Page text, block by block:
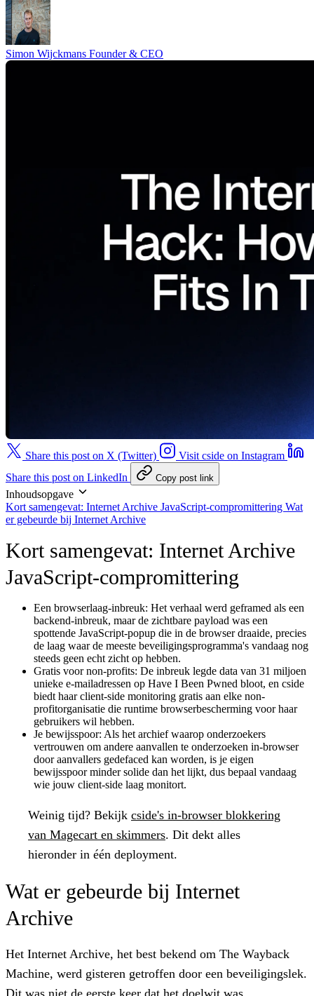
Simon Wijckmans Founder & CEO
Share this post on X (Twitter)
Visit cside on Instagram
Share this post on LinkedIn
Copy post link
Inhoudsopgave
Kort samengevat: Internet Archive JavaScript-compromittering Wat
er gebeurde bij Internet Archive
Kort samengevat: Internet Archive
JavaScript-compromittering
Een browserlaag-inbreuk: Het verhaal werd geframed als een
backend-inbreuk, maar de zichtbare payload was een
spottende JavaScript-popup die in de browser draaide, precies
de laag waar de meeste beveiligingsprogramma's vandaag nog
steeds geen echt zicht op hebben.
Gratis voor non-profits: De inbreuk legde data van 31 miljoen
unieke e-mailadressen op Have I Been Pwned bloot, en cside
biedt haar client-side monitoring gratis aan elke non-
profitorganisatie die runtime browserbescherming voor haar
gebruikers wil hebben.
Je bewijsspoor: Als het archief waarop onderzoekers
vertrouwen om andere aanvallen te onderzoeken in-browser
door aanvallers gedefaced kan worden, is je eigen
bewijsspoor minder solide dan het lijkt, dus bepaal vandaag
wie jouw client-side laag monitort.
Weinig tijd? Bekijk cside's in-browser blokkering
van Magecart en skimmers. Dit dekt alles
hieronder in één deployment.
Wat er gebeurde bij Internet
Archive
Het Internet Archive, het best bekend om The Wayback
Machine, werd gisteren getroffen door een beveiligingslek.
Dit was niet de eerste keer dat het doelwit was.